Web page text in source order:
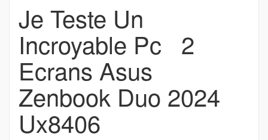
Je Teste Un
Incroyable Pc 2
Ecrans Asus
Zenbook Duo 2024
Ux8406